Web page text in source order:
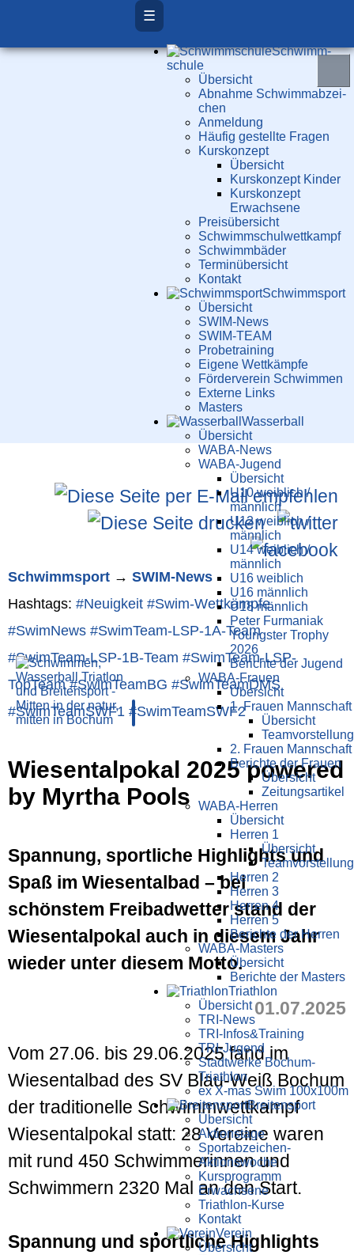
☰
Schwimm­
schule
Übersicht
Ab­nah­me Schwimm­ab­zei­
chen
Anmeldung
Häufig gestellte Fragen
Kurs­konzept
Übersicht
Kurskonzept Kinder
Kurskonzept
Erwachsene
Preis­über­sicht
Schwimm­schul­wett­kampf
Schwimm­bäder
Terminübersicht
Kontakt
Schwimm­sport
Übersicht
SWIM-News
SWIM-TEAM
Probe­training
Eigene Wettkämpfe
Förderverein Schwimmen
Externe Links
Masters
Wasser­ball
Übersicht
WABA-News
WABA-Jugend
Übersicht
U10 weiblich /
männlich
U12 weiblich /
männlich
U14 weiblich /
männlich
U16 weiblich
U16 männlich
U18 männlich
Peter Furmaniak
Youngster Trophy
2026
Berichte der Jugend
WABA-Frauen
Übersicht
1. Frauen Mannschaft
Übersicht
Teamvorstellung
2. Frauen Mannschaft
Berichte der Frauen
Übersicht
Zeitungsartikel
WABA-Herren
Übersicht
Herren 1
Übersicht
Teamvorstellung
Herren 2
Herren 3
Herren 4
Herren 5
Berichte der Herren
WABA-Masters
Übersicht
Berichte der Masters
Triathlon
Übersicht
TRI-News
TRI-Infos&Training
TRI-Jugend
Stadtwerke Bochum-
Triathlon
ex X-mas Swim 100x100m
Breiten­sport
Übersicht
Aktionstage
Sportabzeichen-
Aktionswoche
Kursprogramm
Erwachsene
Triathlon-Kurse
Kontakt
Verein
Übersicht
Schwimm­sport → SWIM-News
Hashtags: #Neuigkeit #Swim-Wett­kämpfe
#SwimNews #SwimTeam-LSP-1A-Team
#SwimTeam-LSP-1B-Team #SwimTeam-LSP-
TopTeam #SwimTeamBG #SwimTeamDMS
#SwimTeamSWF1 #SwimTeamSWF2
Wiesentalpokal 2025 powered
by Myrtha Pools
Spannung, sportliche Highlights und
Spaß im Wiesentalbad – bei
schönstem Freibadwetter stand der
Wiesentalpokal auch in diesem Jahr
wieder unter diesem Motto.
01.07.2025
Vom 27.06. bis 29.06.2025 fand im
Wiesentalbad des SV Blau-Weiß Bochum
der traditionelle Schwimmwettkampf
Wiesentalpokal statt: 28 Vereine waren
mit rund 450 Schwimmerinnen und
Schwimmern 2320 Mal an den Start.
Spannung und sportliche Highlights